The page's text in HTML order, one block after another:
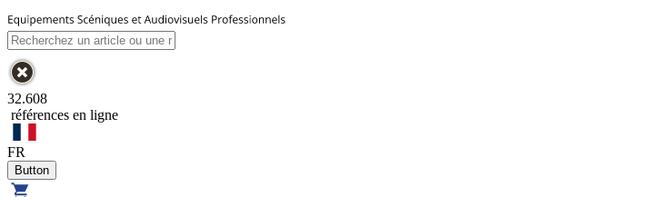
32.608
références en ligne
FR